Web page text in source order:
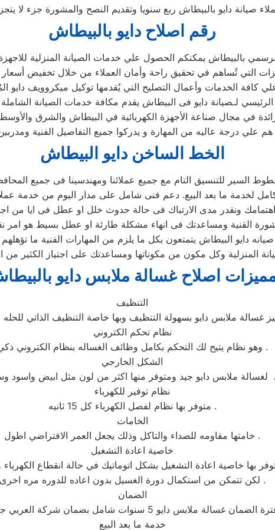
صيانة دايو بالبيطاش ربع سنويا وتقديم النصح والمشورة جزء لا
رقم اصلاح دايو بالبيطاش
بالبيطاش يمكنكم الحصول علي خدمات الصيانة المنزلية للاجهزة
الرئيسي لـصيانة دايو فى البيطاش يقدم مكافة خدمات الصيانة
في مجال صناعة الأجهزة الكهربائية في البيطاش والشرق
علي درجة عاليه من المهارة و يدركوا جميع التفاصيل الفنية
الخط الساخن دايو البيطاش
السير للتنسيق التام مع جميع عملائنا ومهندسينا فى جميع
دايو البيطاش يتمتعون بكل ما يلزم من المهارات الفنية ما
المنزلية وكل مكون من مكوناتها ومساعدتك على اجتياز الكثير من
اصلاح غسالة ملابس دايو
التنظيف
نظام تحكم الكتروني
وهو نظام يتيح لك التحكم بكامل وظائف الغساله بنظام الكتروني ذكي .
الشكل الخارجي
نظام توفير للكهرباء
متوفر بها نظام لفصل الكهرباء كل 15 ثانيه .
الخامات
خامتها مقاومه للصداء والتاكل وذلك يجعل العمر الافتراضي اطول .
خاصية اعادة التشغيل
بها خاصية اعادة التشغيل بشكل اتوماتيك في حالة انقطاع الكهرباء
لكن تتمكن من استكمال دورة الغسيل بدون اعاده للدوره مره اخرى .
الضمان
خدمة ما بعد البيع